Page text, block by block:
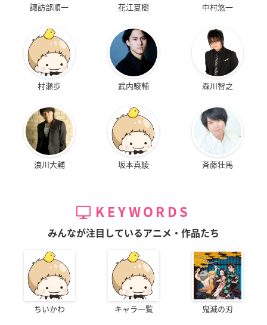
諏訪部順一 花江夏樹 中村悠一
村瀬歩 武内駿輔 森川智之
浪川大輔 坂本真綾 斉藤壮馬
KEYWORDS
みんなが注目しているアニメ・作品たち
ちいかわ キャラ一覧 鬼滅の刃